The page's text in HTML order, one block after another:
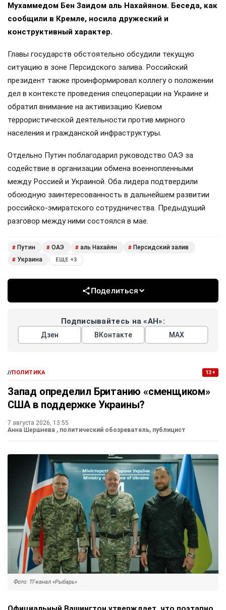
Мухаммедом Бен Заидом аль Нахайяном. Беседа, как
сообщили в Кремле, носила дружеский и
конструктивный характер.
Главы государств обстоятельно обсудили текущую
ситуацию в зоне Персидского залива. Российский
президент также проинформировал коллегу о положении
дел в контексте проведения спецоперации на Украине и
обратил внимание на активизацию Киевом
террористической деятельности против мирного
населения и гражданской инфраструктуры.
Отдельно Путин поблагодарил руководство ОАЭ за
содействие в организации обмена военнопленными
между Россией и Украиной. Оба лидера подтвердили
обоюдную заинтересованность в дальнейшем развитии
российско-эмиратского сотрудничества. Предыдущий
разговор между ними состоялся в мае.
# Путин # ОАЭ # аль Нахайян # Персидский залив
# Украина ЕЩЕ +3
Поделиться
Подписывайтесь на «АН»:
Дзен ВКонтакте МАХ
//ПОЛИТИКА 13+
Запад определил Британию «сменщиком»
США в поддержке Украины?
7 августа 2026, 13:55
Анна Шершнева , политический обозреватель, публицист
Фото: ТГ-канал «Рыбарь»